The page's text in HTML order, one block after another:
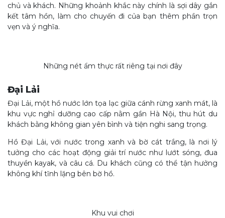
chủ và khách. Những khoảnh khắc này chính là sợi dây gắn
kết tâm hồn, làm cho chuyến đi của bạn thêm phần trọn
vẹn và ý nghĩa.
Những nét ẩm thực rất riêng tại nơi đây
Đại Lải
Đại Lải, một hồ nước lớn tọa lạc giữa cánh rừng xanh mát, là
khu vực nghỉ dưỡng cao cấp nằm gần Hà Nội, thu hút du
khách bằng không gian yên bình và tiện nghi sang trọng.
Hồ Đại Lải, với nước trong xanh và bờ cát trắng, là nơi lý
tưởng cho các hoạt động giải trí nước như lướt sóng, đua
thuyền kayak, và câu cá. Du khách cũng có thể tận hưởng
không khí tĩnh lặng bên bờ hồ.
Khu vui chơi